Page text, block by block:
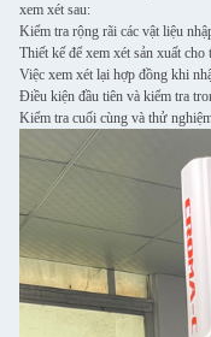
xem xét sau:
Kiểm tra rộng rãi các vật liệu
Thiết kế để xem xét sản xuất cho
Việc xem xét lại hợp đồng khi
Điều kiện đầu tiên và kiểm tra
Kiểm tra cuối cùng và thử